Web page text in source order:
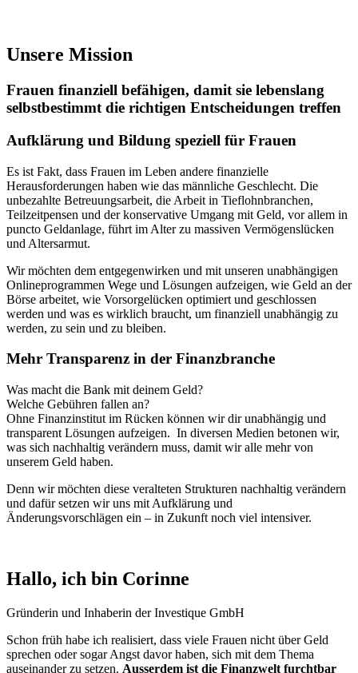
Unsere Mission
Frauen finanziell befähigen, damit sie lebenslang
selbstbestimmt die richtigen Entscheidungen treffen
Aufklärung und Bildung speziell für Frauen
Es ist Fakt, dass Frauen im Leben andere finanzielle
Herausforderungen haben wie das männliche Geschlecht. Die
unbezahlte Betreuungsarbeit, die Arbeit in Tieflohnbranchen,
Teilzeitpensen und der konservative Umgang mit Geld, vor allem in
puncto Geldanlage, führt im Alter zu massiven Vermögenslücken
und Altersarmut.
Wir möchten dem entgegenwirken und mit unseren unabhängigen
Onlineprogrammen Wege und Lösungen aufzeigen, wie Geld an der
Börse arbeitet, wie Vorsorgelücken optimiert und geschlossen
werden und was es wirklich braucht, um finanziell unabhängig zu
werden, zu sein und zu bleiben.
Mehr Transparenz in der Finanzbranche
Was macht die Bank mit deinem Geld?
Welche Gebühren fallen an?
Ohne Finanzinstitut im Rücken können wir dir unabhängig und
transparent Lösungen aufzeigen. In diversen Medien betonen wir,
was sich nachhaltig verändern muss, damit wir alle mehr von
unserem Geld haben.
Denn wir möchten diese veralteten Strukturen nachhaltig verändern
und dafür setzen wir uns mit Aufklärung und
Änderungsvorschlägen ein – in Zukunft noch viel intensiver.
Hallo, ich bin Corinne
Gründerin und Inhaberin der Investique GmbH
Schon früh habe ich realisiert, dass viele Frauen nicht über Geld
sprechen oder sogar Angst davor haben, sich mit dem Thema
auseinander zu setzen. Ausserdem ist die Finanzwelt furchtbar